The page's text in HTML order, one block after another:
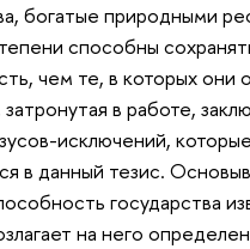
богатые природными
способны
чем те, в ко­торых они
в работе,
исключений,
в данный тезис.
государства
на него